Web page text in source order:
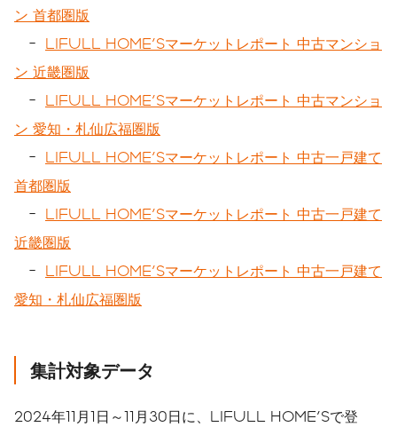
ン 首都圏版
- LIFULL HOME'Sマーケットレポート 中古マンショ
ン 近畿圏版
- LIFULL HOME'Sマーケットレポート 中古マンショ
ン 愛知・札仙広福圏版
- LIFULL HOME'Sマーケットレポート 中古一戸建て
首都圏版
- LIFULL HOME'Sマーケットレポート 中古一戸建て
近畿圏版
- LIFULL HOME'Sマーケットレポート 中古一戸建て
愛知・札仙広福圏版
集計対象データ
2024年11月1日～11月30日に、LIFULL HOME'Sで登